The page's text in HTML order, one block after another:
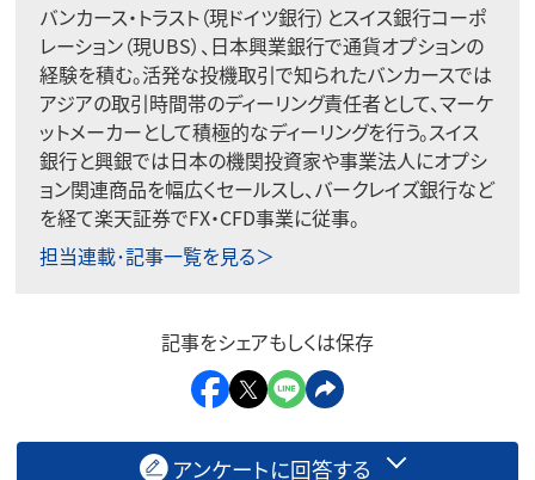
バンカース・トラスト（現ドイツ銀行）とスイス銀行コーポ
レーション（現UBS）、日本興業銀行で通貨オプションの
経験を積む。活発な投機取引で知られたバンカースでは
アジアの取引時間帯のディーリング責任者として、マーケ
ットメーカーとして積極的なディーリングを行う。スイス
銀行と興銀では日本の機関投資家や事業法人にオプシ
ョン関連商品を幅広くセールスし、バークレイズ銀行など
を経て楽天証券でFX・CFD事業に従事。
担当連載･記事一覧を見る＞
記事をシェアもしくは保存
アンケートに回答する